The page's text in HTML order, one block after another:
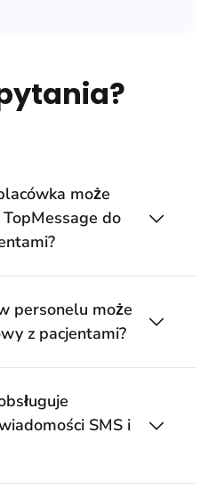
może
TopMessage do
personelu może
z pacjentami?
SMS i